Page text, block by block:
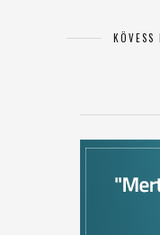
KÖVESS